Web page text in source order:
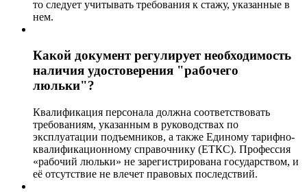
то следует учитывать требования к стажу, указанные в
нем.
Какой документ регулирует необходимость
наличия удостоверения "рабочего
люльки"?
Квалификация персонала должна соответствовать
требованиям, указанным в руководствах по
эксплуатации подъемников, а также Единому тарифно-
квалификационному справочнику (ЕТКС). Профессия
«рабочий люльки» не зарегистрирована государством, и
её отсутствие не влечет правовых последствий.